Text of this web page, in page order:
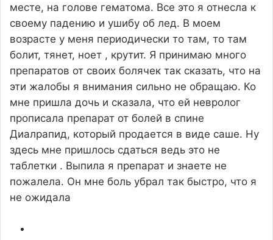
месте, на голове гематома. Все это я отнесла к
своему падению и ушибу об лед. В моем
возрасте у меня периодически то там, то там
болит, тянет, ноет , крутит. Я принимаю много
препаратов от своих болячек так сказать, что на
эти жалобы я внимания сильно не обращаю. Ко
мне пришла дочь и сказала, что ей невролог
прописала препарат от болей в спине
Диалрапид, который продается в виде саше. Ну
здесь мне пришлось сдаться ведь это не
таблетки . Выпила я препарат и знаете не
пожалела. Он мне боль убрал так быстро, что я
не ожидала